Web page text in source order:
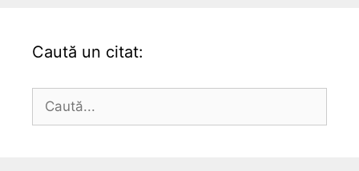
Caută un citat:
după: